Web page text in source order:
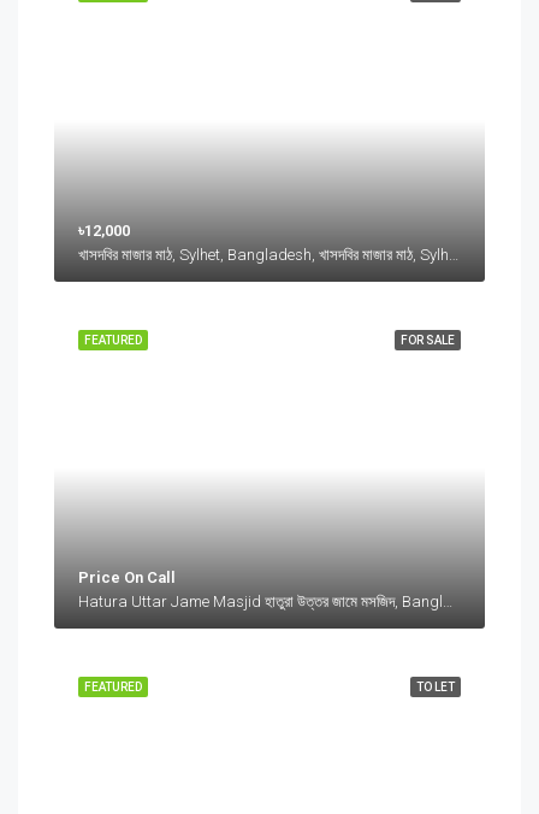
৳12,000
FOR SALE
FEATURED
Price On Call
Hatura Uttar Jame Masjid হাতুরা উত্তর জামে মসজিদ, Bangladesh, Hatura Uttar Jame Masjid হাতুরা উত্তর জামে মসজিদ, Bangladesh, Sylhet Division
TO LET
FEATURED